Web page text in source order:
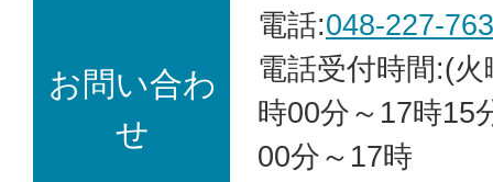
お問い合わ
せ
電話:048-227-
電話受付時間:(
時00分～17時15
00分～17時